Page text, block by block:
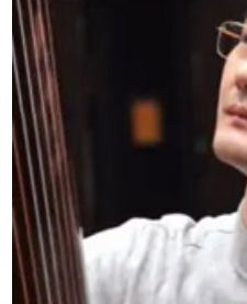
2019年生活道公益基金举办“关
关爱青少年身心健康--2023《道
关爱青少年身心健康——2022
重要通知
2022年《道德学堂》暑期公益宣
让孩子生活有道 健康快乐